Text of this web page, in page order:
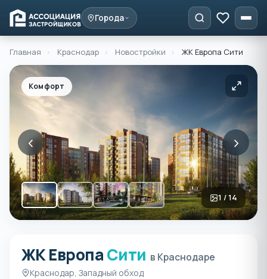
Города
Главная › Краснодар › Новостройки › ЖК Европа Сити
Комфорт
‹ ›
1 / 14
ЖК Европа Сити в
ЖК ЕвропаСити в Краснодаре
Краснодар, Западный обход